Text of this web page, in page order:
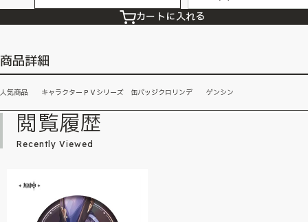
カートに入れる
商品詳細
人気商品 キャラクターＰＶシリーズ 缶バッジクロリンデ ゲンシン
閲覧履歴
Recently Viewed